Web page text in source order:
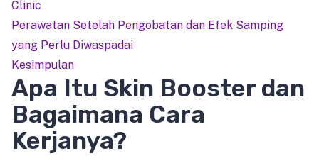
Clinic
Perawatan Setelah Pengobatan dan Efek Samping
yang Perlu Diwaspadai
Kesimpulan
Apa Itu Skin Booster dan
Bagaimana Cara
Kerjanya?